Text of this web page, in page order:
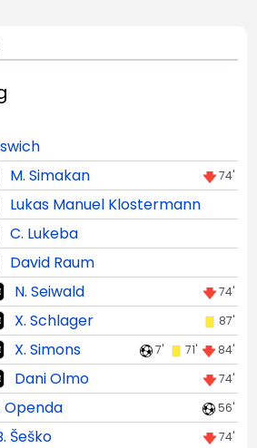
M. Simakan 74'
Lukas Manuel Klostermann
C. Lukeba
David Raum
N. Seiwald 74'
X. Schlager 87'
X. Simons 7' 71' 84'
Dani Olmo 74'
Openda 56'
Šeško 74'